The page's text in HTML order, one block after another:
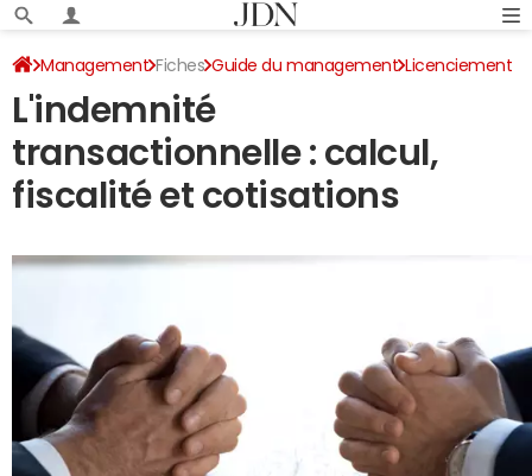
Management Fiches Guide du management Licenciement
L'indemnité
transactionnelle : calcul,
fiscalité et cotisations